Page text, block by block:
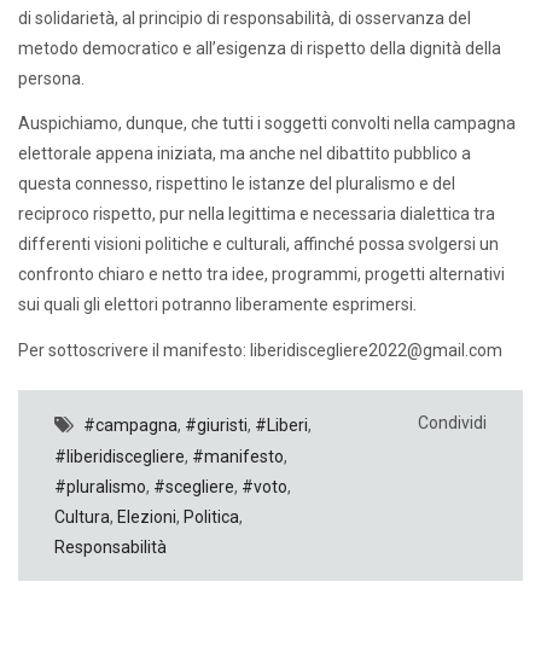
di solidarietà, al principio di responsabilità, di osservanza del
metodo democratico e all’esigenza di rispetto della dignità della
persona.
Auspichiamo, dunque, che tutti i soggetti convolti nella campagna
elettorale appena iniziata, ma anche nel dibattito pubblico a
questa connesso, rispettino le istanze del pluralismo e del
reciproco rispetto, pur nella legittima e necessaria dialettica tra
differenti visioni politiche e culturali, affinché possa svolgersi un
confronto chiaro e netto tra idee, programmi, progetti alternativi
sui quali gli elettori potranno liberamente esprimersi.
Per sottoscrivere il manifesto: liberidiscegliere2022@gmail.com
#campagna, #giuristi, #Liberi,
#liberidiscegliere, #manifesto,
#pluralismo, #scegliere, #voto,
Cultura, Elezioni, Politica,
Responsabilità
Condividi